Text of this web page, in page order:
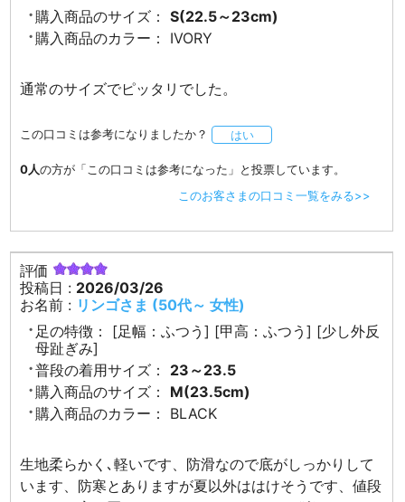
購入商品のサイズ：
S(22.5～23cm)
購入商品のカラー：
IVORY
通常のサイズでピッタリでした。
この口コミは参考になりましたか？ はい
0人の方が「この口コミは参考になった」と投票しています。
このお客さまの口コミ一覧をみる>>
評価
投稿日 : 2026/03/26
お名前 : リンゴさま (50代～ 女性)
足の特徴：
[足幅：ふつう] [甲高：ふつう] [少し外反
母趾ぎみ]
普段の着用サイズ：
23～23.5
購入商品のサイズ：
M(23.5cm)
購入商品のカラー：
BLACK
生地柔らかく､軽いです、防滑なので底がしっかりして
います、防寒とありますが夏以外ははけそうです、値段